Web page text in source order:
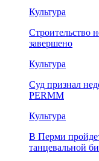
Культура
Строительство
завершено
Культура
Суд признал
PERMM
Культура
В Перми
танцевальной